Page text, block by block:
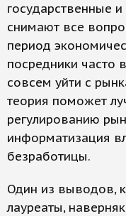
государственные
снимают все
период
посредники часто
совсем уйти с
теория поможет
регулированию
информатизация
безработицы.
Один из выводов,
лауреаты,